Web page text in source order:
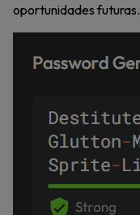
oportunidades futuras.